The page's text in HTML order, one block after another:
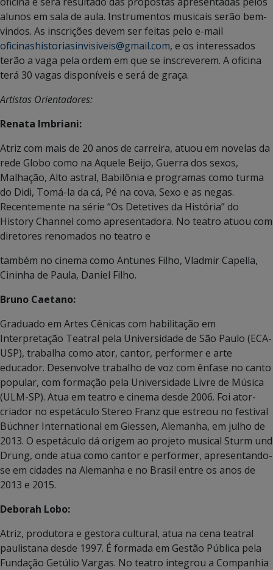
alunos em sala de aula. Instrumentos musicais serão bem-
vindos. As inscrições devem ser feitas pelo e-mail
oficinashistoriasinvisiveis@gmail.com, e os interessados
terão a vaga pela ordem em que se inscreverem. A oficina
terá 30 vagas disponíveis e será de graça.
Artistas Orientadores:
Renata Imbriani:
Atriz com mais de 20 anos de carreira, atuou em novelas da
rede Globo como na Aquele Beijo, Guerra dos sexos,
Malhação, Alto astral, Babilônia e programas como turma
do Didi, Tomá-la da cá, Pé na cova, Sexo e as negas.
Recentemente na série “Os Detetives da História” do
History Channel como apresentadora. No teatro atuou com
diretores renomados no teatro e
também no cinema como Antunes Filho, Vladmir Capella,
Cininha de Paula, Daniel Filho.
Bruno Caetano:
Graduado em Artes Cênicas com habilitação em
Interpretação Teatral pela Universidade de São Paulo (ECA-
USP), trabalha como ator, cantor, performer e arte
educador. Desenvolve trabalho de voz com ênfase no canto
popular, com formação pela Universidade Livre de Música
(ULM-SP). Atua em teatro e cinema desde 2006. Foi ator-
criador no espetáculo Stereo Franz que estreou no festival
Büchner International em Giessen, Alemanha, em julho de
2013. O espetáculo dá origem ao projeto musical Sturm und
Drung, onde atua como cantor e performer, apresentando-
se em cidades na Alemanha e no Brasil entre os anos de
2013 e 2015.
Deborah Lobo:
Atriz, produtora e gestora cultural, atua na cena teatral
paulistana desde 1997. É formada em Gestão Pública pela
Fundação Getúlio Vargas. No teatro integrou a Companhia